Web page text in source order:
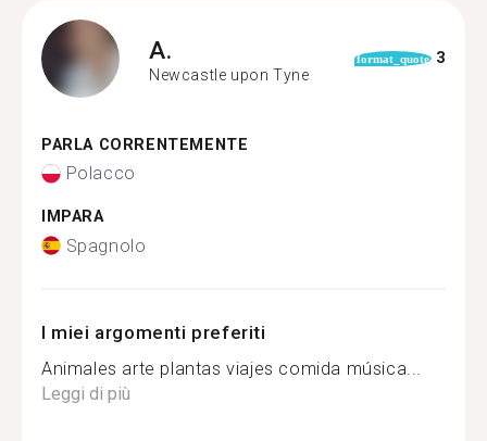
A.
Newcastle upon Tyne
format_quote 3
PARLA CORRENTEMENTE
Polacco
IMPARA
Spagnolo
I miei argomenti preferiti
Animales arte plantas viajes comida música...
Leggi di più